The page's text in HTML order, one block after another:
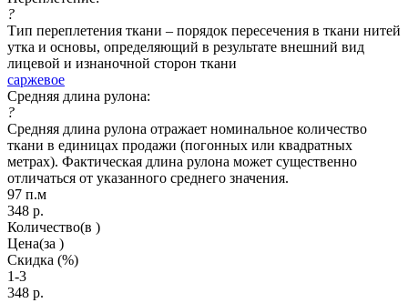
?
Тип переплетения ткани – порядок пересечения в ткани нитей
утка и основы, определяющий в результате внешний вид
лицевой и изнаночной сторон ткани
саржевое
Средняя длина рулона:
?
Средняя длина рулона отражает номинальное количество
ткани в единицах продажи (погонных или квадратных
метрах). Фактическая длина рулона может существенно
отличаться от указанного среднего значения.
97 п.м
348 р.
Количество(в )
Цена(за )
Скидка (%)
1-3
348 р.